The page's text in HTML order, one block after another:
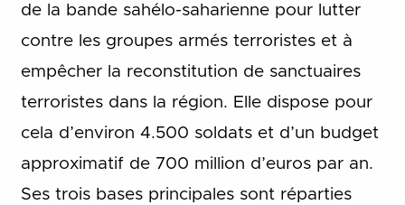
de la bande sahélo-saharienne pour lutter
contre les groupes armés terroristes et à
empêcher la reconstitution de sanctuaires
terroristes dans la région. Elle dispose pour
cela d’environ 4.500 soldats et d’un budget
approximatif de 700 million d’euros par an.
Ses trois bases principales sont réparties